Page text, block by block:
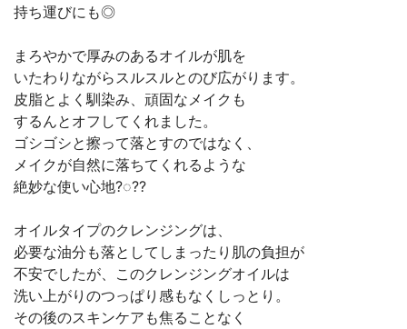
持ち運びにも◎
まろやかで厚みのあるオイルが肌を
いたわりながらスルスルとのび広がります。
皮脂とよく馴染み、頑固なメイクも
するんとオフしてくれました。
ゴシゴシと擦って落とすのではなく、
メイクが自然に落ちてくれるような
絶妙な使い心地?◌??
オイルタイプのクレンジングは、
必要な油分も落としてしまったり肌の負担が
不安でしたが、このクレンジングオイルは
洗い上がりのつっぱり感もなくしっとり。
その後のスキンケアも焦ることなく